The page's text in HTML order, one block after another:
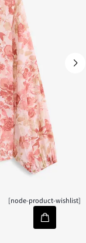
[node-product-wishlist]